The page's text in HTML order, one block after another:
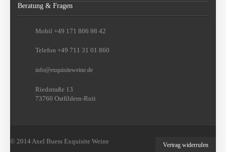
Beratung & Fragen
Mobil +49 171 806 98 42
Telefon +49 711 31 01 860
info@exquisiteweine.de
Riedstraße 13
73760 Ostfildern-Ruit
© 2014 Axel Buess Exquisite Weine Vertrag widerrufen